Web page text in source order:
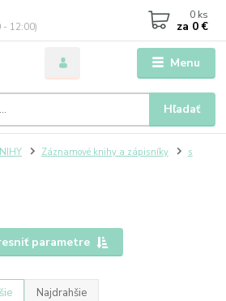
Menu
Hľadať
- 12:00)
0 ks
za 0 €
Záznamové knihy a zápisníky
s
parametre
Najdrahšie